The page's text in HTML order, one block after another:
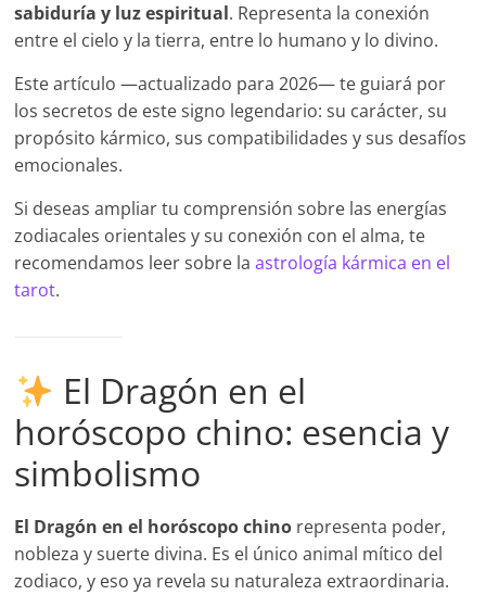
sabiduría y luz espiritual. Representa la conexión
entre el cielo y la tierra, entre lo humano y lo divino.
Este artículo —actualizado para 2026— te guiará por
los secretos de este signo legendario: su carácter, su
propósito kármico, sus compatibilidades y sus desafíos
emocionales.
Si deseas ampliar tu comprensión sobre las energías
zodiacales orientales y su conexión con el alma, te
recomendamos leer sobre laastrología kármica en el
tarot.
El Dragón en el
horóscopo chino: esencia y
simbolismo
El Dragón en el horóscopo chino representa poder,
nobleza y suerte divina. Es el único animal mítico del
zodiaco, y eso ya revela su naturaleza extraordinaria.